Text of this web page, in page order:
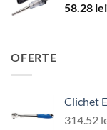
58.28 lei
OFERTE
Clichet
314.52